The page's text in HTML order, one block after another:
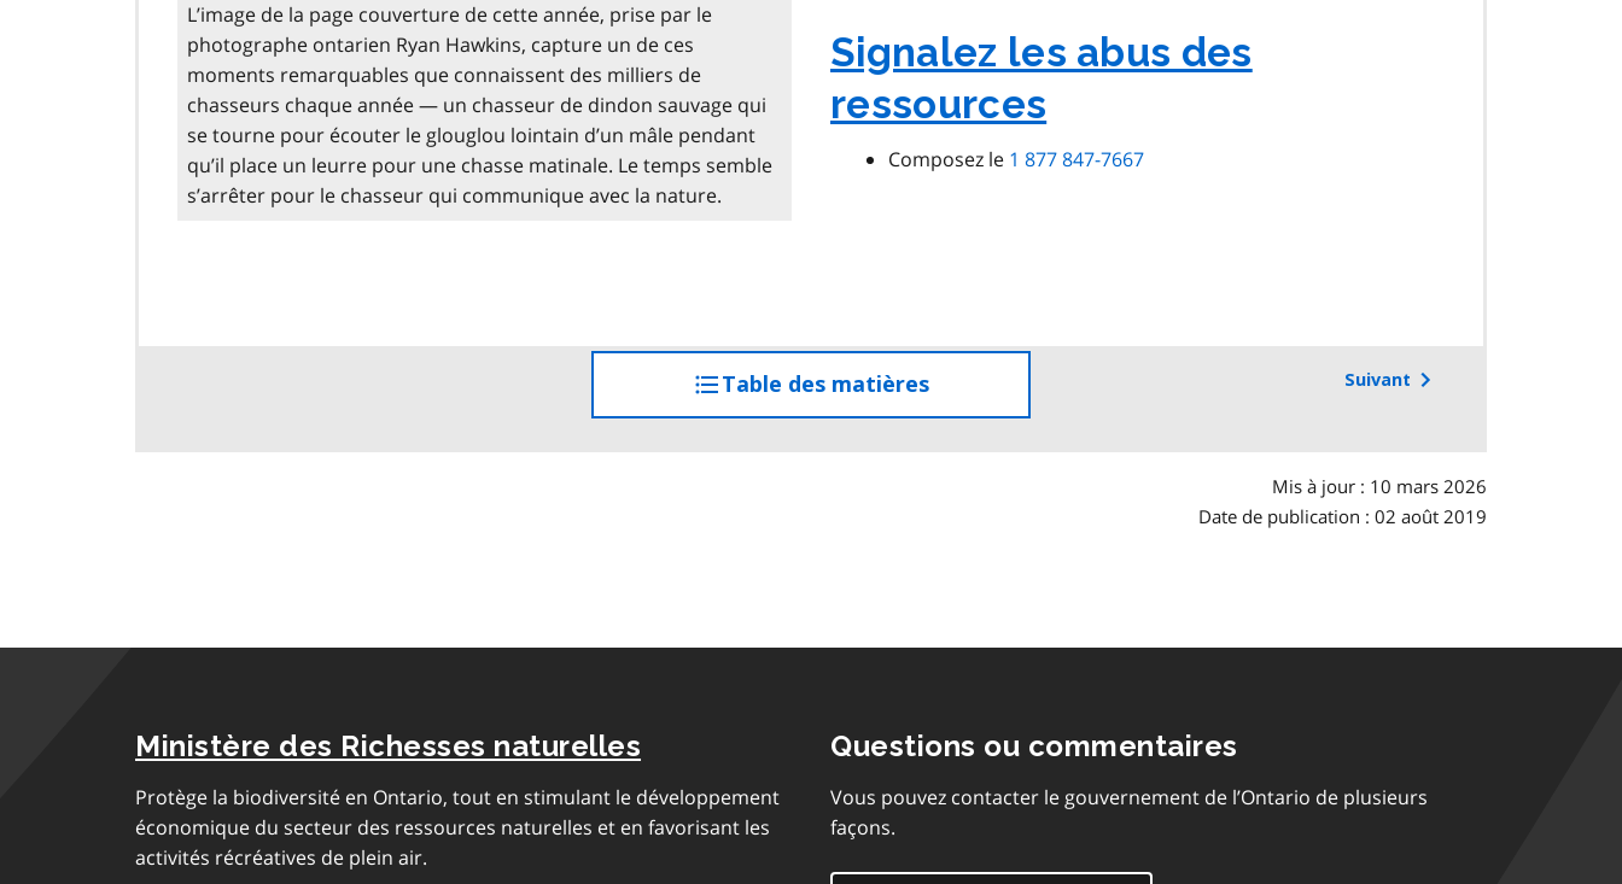
L’image de la page couverture de cette année, prise par le
photographe ontarien Ryan Hawkins, capture un de ces
moments remarquables que connaissent des milliers de
chasseurs chaque année — un chasseur de dindon sauvage qui
se tourne pour écouter le glouglou lointain d’un mâle pendant
qu’il place un leurre pour une chasse matinale. Le temps semble
s’arrêter pour le chasseur qui communique avec la nature.
Signalez les abus des
ressources
Composez le 1 877 847-7667
Table des matièresaccéder
à
Suivant
Mis à jour : 10 mars 2026
Date de publication : 02 août 2019
Ministère des Richesses naturelles
Protège la biodiversité en Ontario, tout en stimulant le développement
économique du secteur des ressources naturelles et en favorisant les
activités récréatives de plein air.
Questions ou commentaires
Vous pouvez contacter le gouvernement de l’Ontario de plusieurs
façons.